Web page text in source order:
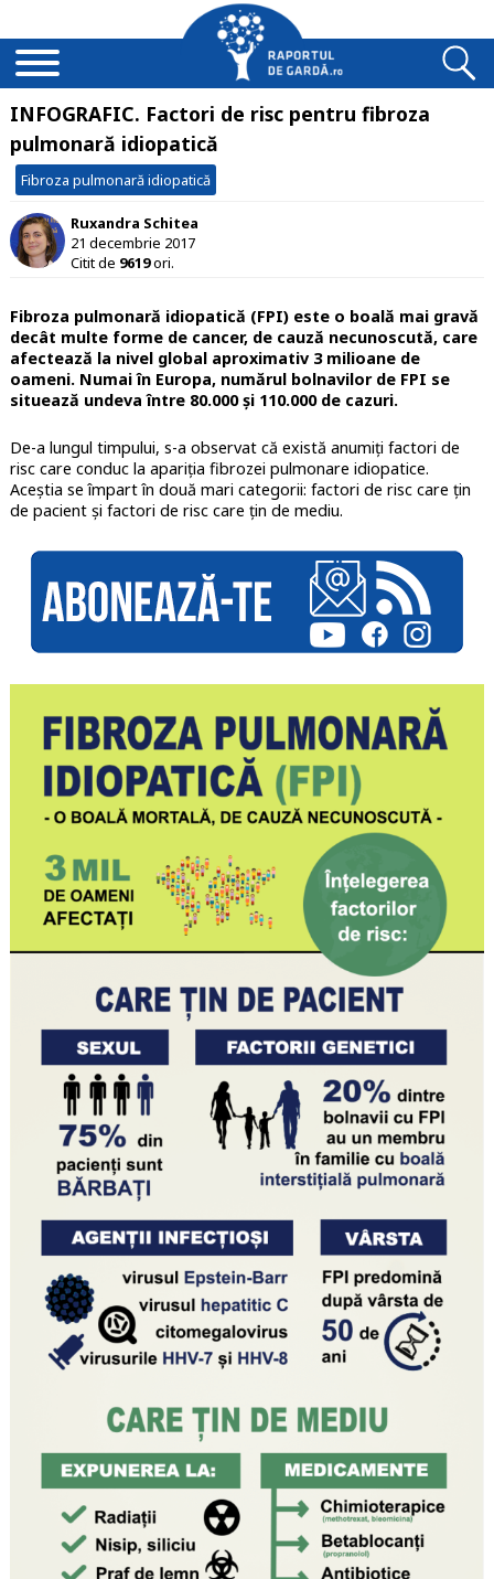
INFOGRAFIC. Factori de risc pentru fibroza
pulmonară idiopatică
Fibroza pulmonară idiopatică
Ruxandra Schitea
21 decembrie 2017
Citit de 9619ori.
Fibroza pulmonară idiopatică (FPI) este o boală mai gravă
decât multe forme de cancer, de cauză necunoscută, care
afectează la nivel global aproximativ 3 milioane de
oameni. Numai în Europa, numărul bolnavilor de FPI se
situează undeva între 80.000 și 110.000 de cazuri.
De-a lungul timpului, s-a observat că există anumiți factori de
risc care conduc la apariția fibrozei pulmonare idiopatice.
Aceștia se împart în două mari categorii: factori de risc care țin
de pacient și factori de risc care țin de mediu.